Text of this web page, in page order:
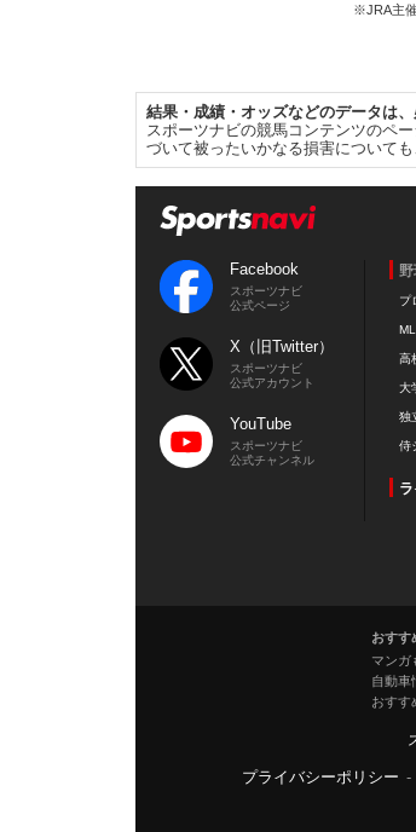
※JRA主
結果・成績・オッズなどのデータは
スポーツナビの競馬コンテンツのペ
づいて被ったいかなる損害について
Facebook
スポーツナビ
公式ページ
X（旧Twitter）
スポーツナビ
公式アカウント
YouTube
スポーツナビ
公式チャンネル
プ
高
大
独
侍
おすす
マンガ
自動車
おすす
プライバシーポリシー -